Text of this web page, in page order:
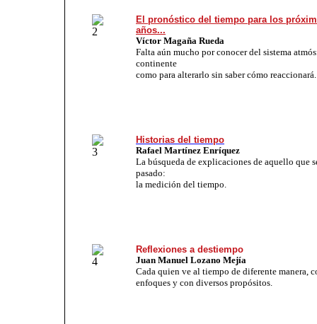
El pronóstico del tiempo para los
años...
Víctor Magaña Rueda
Falta aún mucho por conocer del sistema
continente
como para alterarlo sin saber cómo reaccionará.
Historias del tiempo
Rafael Martínez Enríquez
La búsqueda de explicaciones de aquello que
pasado:
la medición del tiempo.
Reflexiones a destiempo
Juan Manuel Lozano Mejía
Cada quien ve al tiempo de diferente manera,
enfoques y con diversos propósitos.